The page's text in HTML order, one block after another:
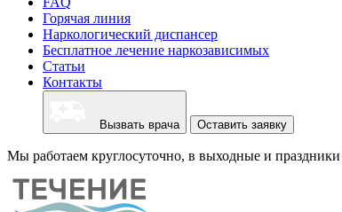
Горячая линия
Наркологический диспансер
Бесплатное лечение наркозависимых
Статьи
Контакты
Вызвать врача Оставить заявку
Мы работаем круглосуточно, в выходные и